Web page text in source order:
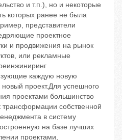
и т.п.), но и некоторые
которых ранее не была
представители
проектное
и продвижения на рынок
или рекламные
каждую новую
проект.Для успешного
проектами большинство
трансформации собственной
в систему
на базе лучших
проектами,